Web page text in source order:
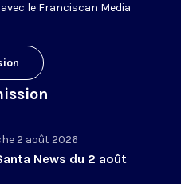
le Franciscan Media
2 août 2026
News du 2 août